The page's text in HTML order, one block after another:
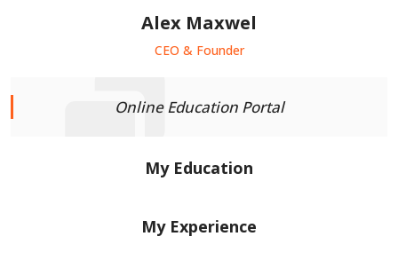
Alex Maxwel
CEO & Founder
Online Education Portal
My Education
My Experience